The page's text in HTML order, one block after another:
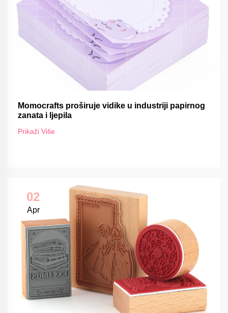
Momocrafts proširuje vidike u industriji papirnog
zanata i ljepila
Prikaži Više
02
Apr